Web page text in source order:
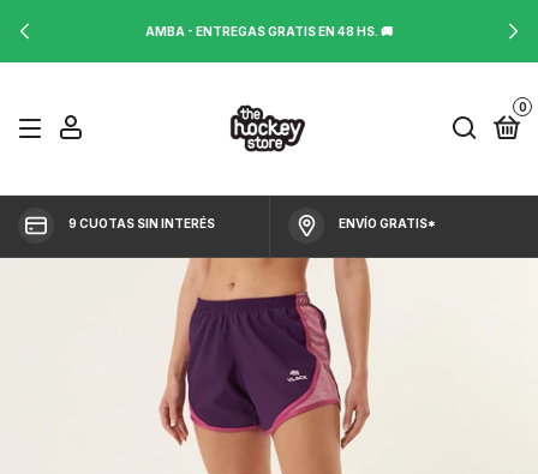
AMBA - ENTREGAS GRATIS EN 48 HS. 🚚
0
9 CUOTAS SIN INTERÉS ENVÍO GRATIS*